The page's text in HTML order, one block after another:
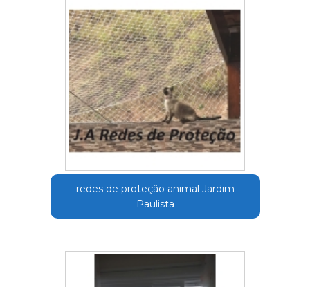
redes de proteção animal Jardim
Paulista